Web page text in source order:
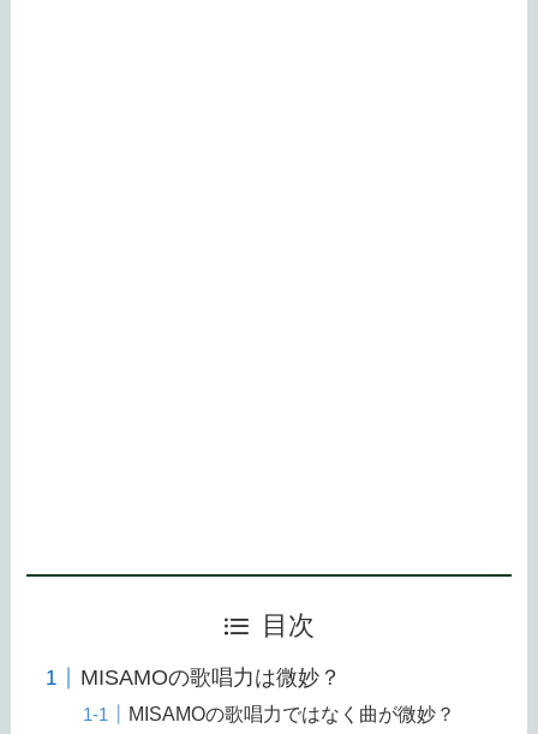
目次
MISAMOの歌唱力は微妙？
MISAMOの歌唱力ではなく曲が微妙？